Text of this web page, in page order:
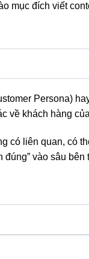
mục đích viết
Persona)
về khách hàng
có liên quan, có
vào sâu